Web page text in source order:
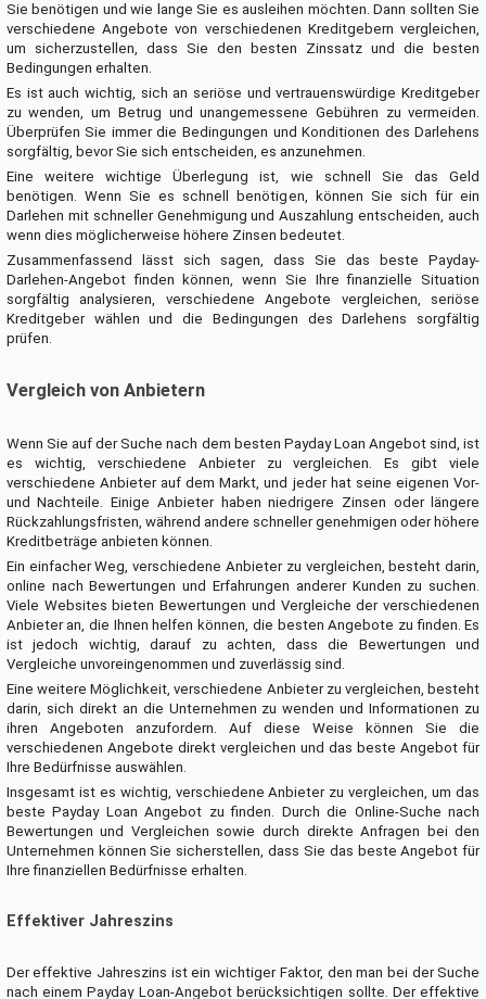
Sie benötigen und wie lange Sie es ausleihen möchten. Dann sollten Sie
verschiedene Angebote von verschiedenen Kreditgebern vergleichen,
um sicherzustellen, dass Sie den besten Zinssatz und die besten
Bedingungen erhalten.
Es ist auch wichtig, sich an seriöse und vertrauenswürdige Kreditgeber
zu wenden, um Betrug und unangemessene Gebühren zu vermeiden.
Überprüfen Sie immer die Bedingungen und Konditionen des Darlehens
sorgfältig, bevor Sie sich entscheiden, es anzunehmen.
Eine weitere wichtige Überlegung ist, wie schnell Sie das Geld
benötigen. Wenn Sie es schnell benötigen, können Sie sich für ein
Darlehen mit schneller Genehmigung und Auszahlung entscheiden, auch
wenn dies möglicherweise höhere Zinsen bedeutet.
Zusammenfassend lässt sich sagen, dass Sie das beste Payday-
Darlehen-Angebot finden können, wenn Sie Ihre finanzielle Situation
sorgfältig analysieren, verschiedene Angebote vergleichen, seriöse
Kreditgeber wählen und die Bedingungen des Darlehens sorgfältig
prüfen.
Vergleich von Anbietern
Wenn Sie auf der Suche nach dem besten Payday Loan Angebot sind, ist
es wichtig, verschiedene Anbieter zu vergleichen. Es gibt viele
verschiedene Anbieter auf dem Markt, und jeder hat seine eigenen Vor-
und Nachteile. Einige Anbieter haben niedrigere Zinsen oder längere
Rückzahlungsfristen, während andere schneller genehmigen oder höhere
Kreditbeträge anbieten können.
Ein einfacher Weg, verschiedene Anbieter zu vergleichen, besteht darin,
online nach Bewertungen und Erfahrungen anderer Kunden zu suchen.
Viele Websites bieten Bewertungen und Vergleiche der verschiedenen
Anbieter an, die Ihnen helfen können, die besten Angebote zu finden. Es
ist jedoch wichtig, darauf zu achten, dass die Bewertungen und
Vergleiche unvoreingenommen und zuverlässig sind.
Eine weitere Möglichkeit, verschiedene Anbieter zu vergleichen, besteht
darin, sich direkt an die Unternehmen zu wenden und Informationen zu
ihren Angeboten anzufordern. Auf diese Weise können Sie die
verschiedenen Angebote direkt vergleichen und das beste Angebot für
Ihre Bedürfnisse auswählen.
Insgesamt ist es wichtig, verschiedene Anbieter zu vergleichen, um das
beste Payday Loan Angebot zu finden. Durch die Online-Suche nach
Bewertungen und Vergleichen sowie durch direkte Anfragen bei den
Unternehmen können Sie sicherstellen, dass Sie das beste Angebot für
Ihre finanziellen Bedürfnisse erhalten.
Effektiver Jahreszins
Der effektive Jahreszins ist ein wichtiger Faktor, den man bei der Suche
nach einem Payday Loan-Angebot berücksichtigen sollte. Der effektive